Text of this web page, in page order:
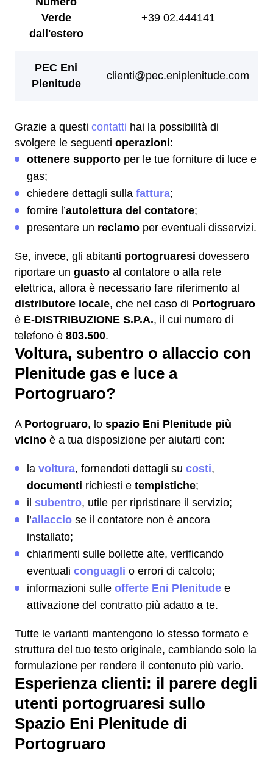
Grazie a questi contatti hai la possibilità di
svolgere le seguenti operazioni:
ottenere supporto per le tue forniture di luce e
gas;
chiedere dettagli sulla fattura;
fornire l’autolettura del contatore;
presentare un reclamo per eventuali disservizi.
Se, invece, gli abitanti portogruaresi dovessero
riportare un guasto al contatore o alla rete
elettrica, allora è necessario fare riferimento al
distributore locale, che nel caso di Portogruaro
è E-DISTRIBUZIONE S.P.A., il cui numero di
telefono è 803.500.
Voltura, subentro o allaccio con
Plenitude gas e luce a
Portogruaro?
A Portogruaro, lo spazio Eni Plenitude più
vicino è a tua disposizione per aiutarti con:
la voltura, fornendoti dettagli su costi,
documenti richiesti e tempistiche;
il subentro, utile per ripristinare il servizio;
l’allaccio se il contatore non è ancora
installato;
chiarimenti sulle bollette alte, verificando
eventuali conguagli o errori di calcolo;
informazioni sulle offerte Eni Plenitude e
attivazione del contratto più adatto a te.
Tutte le varianti mantengono lo stesso formato e
struttura del tuo testo originale, cambiando solo la
formulazione per rendere il contenuto più vario.
Esperienza clienti: il parere degli
utenti portogruaresi sullo
Spazio Eni Plenitude di
Portogruaro